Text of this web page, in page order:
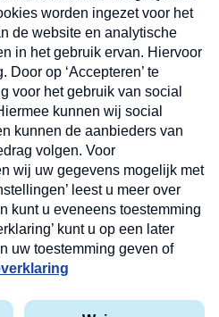
Verzend
op onze
en dinsdagochtend in uw